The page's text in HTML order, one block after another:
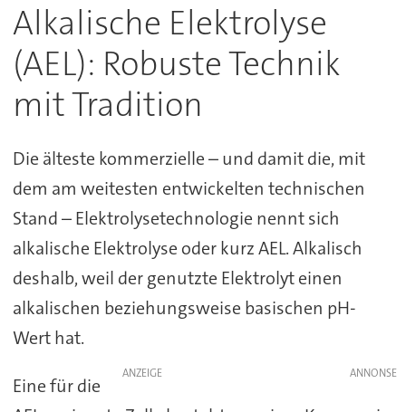
Alkalische Elektrolyse
(AEL): Robuste Technik
mit Tradition
Die älteste kommerzielle – und damit die, mit
dem am weitesten entwickelten technischen
Stand – Elektrolysetechnologie nennt sich
alkalische Elektrolyse oder kurz AEL. Alkalisch
deshalb, weil der genutzte Elektrolyt einen
alkalischen beziehungsweise basischen pH-
Wert hat.
ANZEIGE
Eine für die